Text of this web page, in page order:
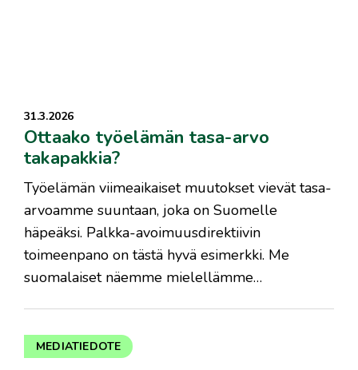
31.3.2026
Ottaako työelämän tasa-arvo
takapakkia?
Työelämän viimeaikaiset muutokset vievät tasa-
arvoamme suuntaan, joka on Suomelle
häpeäksi. Palkka-avoimuusdirektiivin
toimeenpano on tästä hyvä esimerkki. Me
suomalaiset näemme mielellämme…
MEDIATIEDOTE